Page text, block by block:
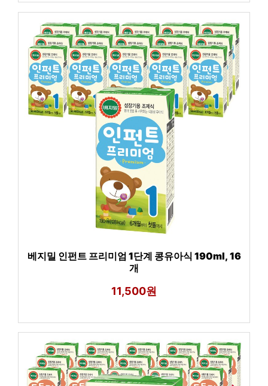
베지밀 인펀트 프리미엄 1단계 콩유아식 190ml, 16
개
11,500원